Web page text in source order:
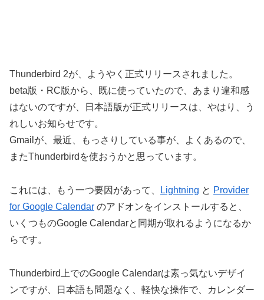
Thunderbird 2が、ようやく正式リリースされました。
beta版・RC版から、既に使っていたので、あまり違和感
はないのですが、日本語版が正式リリースは、やはり、う
れしいお知らせです。
Gmailが、最近、もっさりしている事が、よくあるので、
またThunderbirdを使おうかと思っています。
これには、もう一つ要因があって、 Lightning と Provider
for Google Calendar のアドオンをインストールすると、
いくつものGoogle Calendarと同期が取れるようになるか
らです。
Thunderbird上でのGoogle Calendarは素っ気ないデザイ
ンですが、日本語も問題なく、軽快な操作で、カレンダー